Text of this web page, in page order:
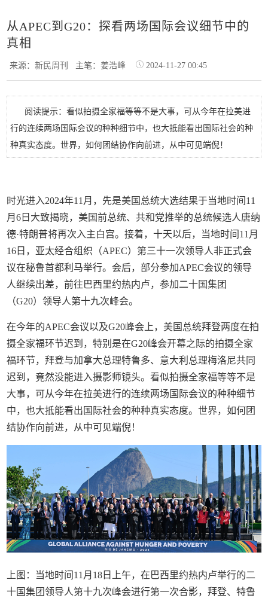
从APEC到G20：探看两场国际会议细节中的
真相
来源：新民周刊 主笔：姜浩峰 2024-11-27 00:45
阅读提示：看似拍摄全家福等等不是大事，可从今年在拉美进
行的连续两场国际会议的种种细节中，也大抵能看出国际社会的种
种真实态度。世界，如何团结协作向前进，从中可见端倪！
时光进入2024年11月，先是美国总统大选结果于当地时间11
月6日大致揭晓，美国前总统、共和党推举的总统候选人唐纳
德·特朗普将再次入主白宫。接着，十天以后，当地时间11月
16日，亚太经合组织（APEC）第三十一次领导人非正式会
议在秘鲁首都利马举行。会后，部分参加APEC会议的领导
人继续出差，前往巴西里约热内卢，参加二十国集团
（G20）领导人第十九次峰会。
在今年的APEC会议以及G20峰会上，美国总统拜登两度在拍
摄全家福环节迟到，特别是在G20峰会开幕之际的拍摄全家
福环节，拜登与加拿大总理特鲁多、意大利总理梅洛尼共同
迟到，竟然没能进入摄影师镜头。看似拍摄全家福等等不是
大事，可从今年在拉美进行的连续两场国际会议的种种细节
中，也大抵能看出国际社会的种种真实态度。世界，如何团
结协作向前进，从中可见端倪！
上图：当地时间11月18日上午，在巴西里约热内卢举行的二
十国集团领导人第十九次峰会进行第一次合影，拜登、特鲁